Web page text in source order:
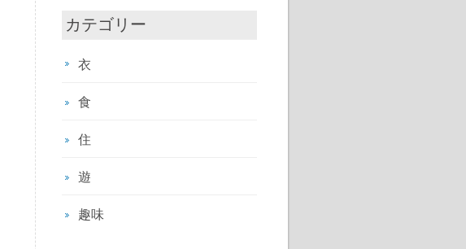
カテゴリー
衣
食
住
遊
趣味